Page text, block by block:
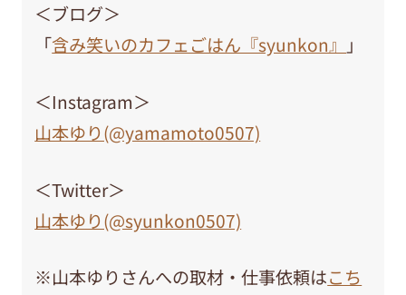
＜ブログ＞
「含み笑いのカフェごはん『syunkon』 」
＜Instagram＞
山本ゆり(@yamamoto0507)
＜Twitter＞
山本ゆり(@syunkon0507)
※山本ゆりさんへの取材・仕事依頼はこち